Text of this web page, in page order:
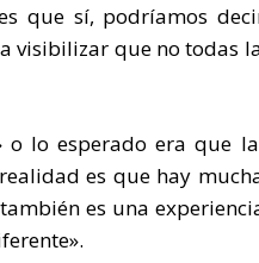
que sí, podríamos
visibilizar que no todas
o lo esperado era que
es que hay
es una